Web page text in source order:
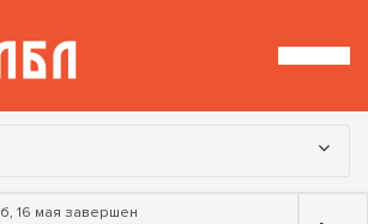
16 мая завершен